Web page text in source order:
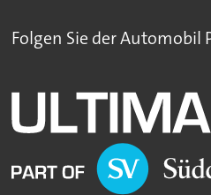
Folgen Sie der Automobil